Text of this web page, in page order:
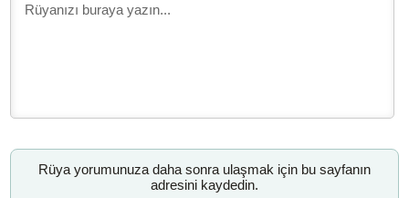
Rüya yorumunuza daha sonra ulaşmak için bu sayfanın
adresini kaydedin.